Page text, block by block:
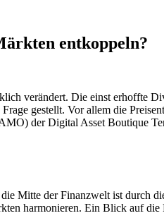
entkoppeln?
verändert. Die einst erhoffte
gestellt. Vor allem die
der Digital Asset Boutique
Mitte der Finanzwelt ist durch
harmonieren. Ein Blick auf die